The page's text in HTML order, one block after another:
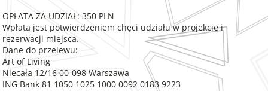
OPŁATA ZA UDZIAŁ: 350 PLN
Wpłata jest potwierdzeniem chęci udziału w projekcie i
rezerwacji miejsca.
Dane do przelewu:
Art of Living
Niecała 12/16 00-098 Warszawa
ING Bank 81 1050 1025 1000 0092 0183 9223